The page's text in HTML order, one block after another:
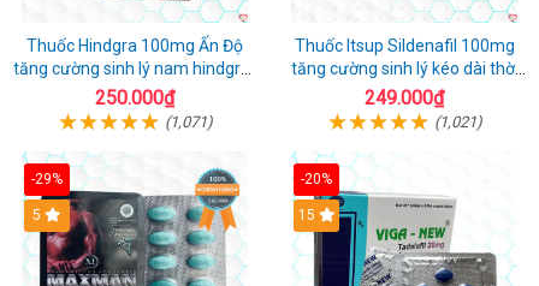
Thuốc Hindgra 100mg Ấn Độ
tăng cường sinh lý nam hindgra-
100 chống xts cương dương
250.000₫
(1,071)
Thuốc Itsup Sildenafil 100mg
tăng cường sinh lý kéo dài thời
gian cho nam
249.000₫
(1,021)
-29%
Hot
5
-20%
15